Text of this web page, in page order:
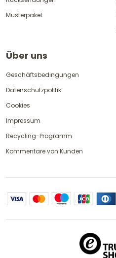
Musterpaket
Über uns
Geschäftsbedingungen
Datenschutzpolitik
Cookies
Impressum
Recycling-Programm
Kommentare von Kunden